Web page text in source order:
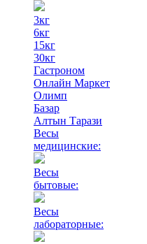
3кг
6кг
15кг
30кг
Гастроном
Онлайн Маркет
Олимп
Базар
Алтын Тарази
Весы
медицинские:
Весы
бытовые:
Весы
лабораторные: